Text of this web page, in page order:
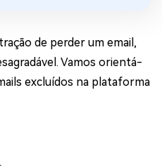
de perder um email,
Vamos orientá-
excluídos na plataforma